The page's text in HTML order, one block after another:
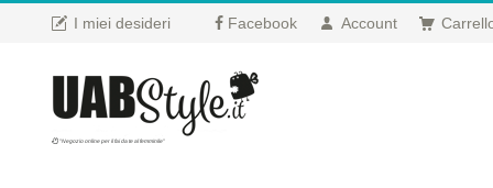
I miei desideri Facebook Account
"Negozio online per il fai da te al femminile"